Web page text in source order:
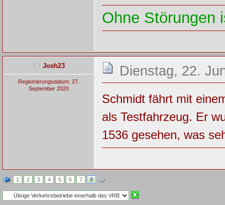
Ohne Störungen
Josh23
Registrierungsdatum: 27.
September 2020
Dienstag, 22.
Schmidt fährt mit
als Testfahrzeug. Er
1536 gesehen, was
1 2 3 4 5 6 7 8